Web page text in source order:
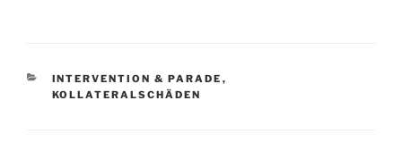
KATEGORIEN
INTERVENTION & PARADE ,
KOLLATERALSCHÄDEN